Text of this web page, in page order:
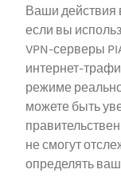
Ваши действия
если вы
VPN-серверы
интернет-
режиме
можете быть
не смогут
определять